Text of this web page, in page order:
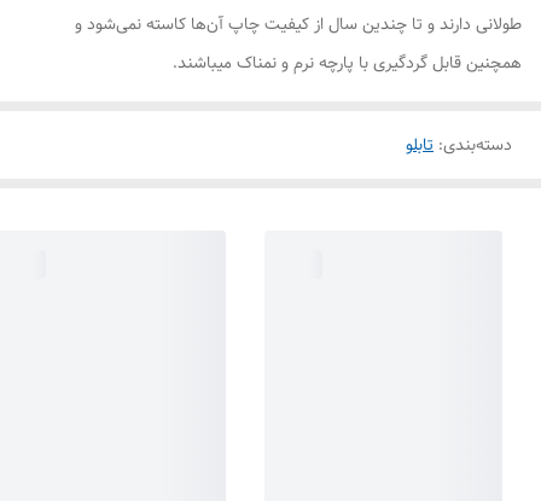
طولانی دارند و تا چندین سال از کیفیت چاپ آن‌ها کاسته نمی‌شود و
همچنین قابل گردگیری با پارچه نرم و نمناک میباشند.
دسته‌بندی: تابلو